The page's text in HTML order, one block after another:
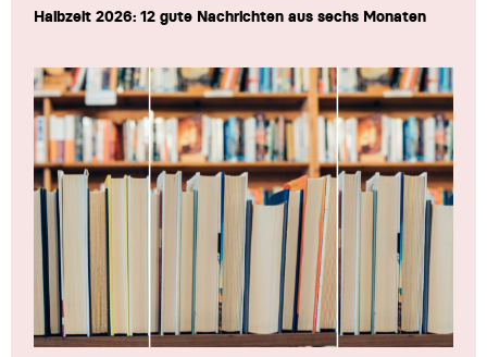
Halbzeit 2026: 12 gute Nachrichten aus sechs Monaten